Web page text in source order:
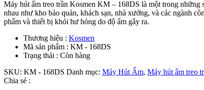
Máy hút ẩm treo trần Kosmen KM – 168DS là một trong những
nhau như kho bảo quản, khách sạn, nhà xưởng, và các ngành
phẩm và thiết bị khỏi hư hỏng do độ ẩm gây ra.
Thương hiệu : Kosmen
Mã sản phẩm : KM - 168DS
Trạng thái : Còn hàng
SKU: KM - 168DS Danh mục: Máy Hút Ẩm, Máy hút ẩm treo
Chia sẻ :